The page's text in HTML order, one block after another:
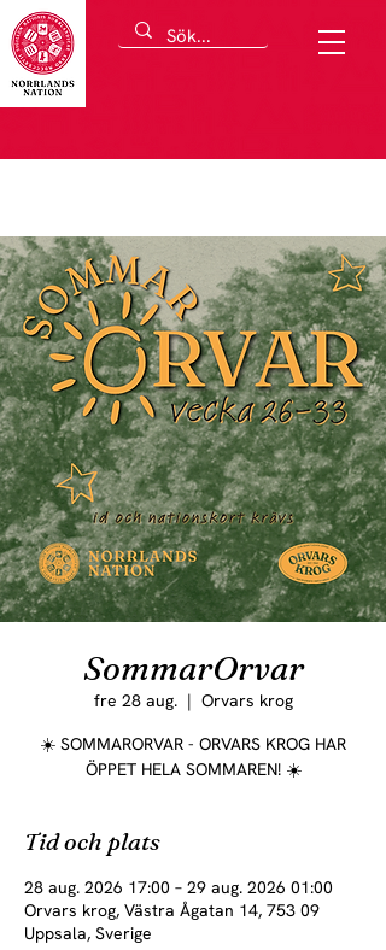
SommarOrvar
fre 28 aug.
  |
Orvars krog
☀️ SOMMARORVAR - ORVARS KROG HAR
ÖPPET HELA SOMMAREN! ☀️
Tid och plats
28 aug. 2026 17:00 – 29 aug. 2026 01:00
Orvars krog, Västra Ågatan 14, 753 09
Uppsala, Sverige